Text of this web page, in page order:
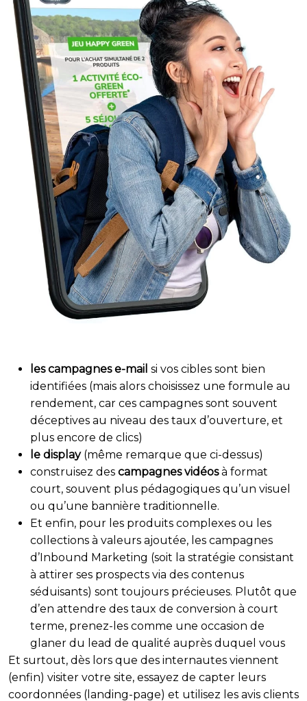
les campagnes e-mail si vos cibles sont bien
identifiées (mais alors choisissez une formule au
rendement, car ces campagnes sont souvent
déceptives au niveau des taux d’ouverture, et
plus encore de clics)
le display (même remarque que ci-dessus)
construisez des campagnes vidéosà format
court, souvent plus pédagogiques qu’un visuel
ou qu’une bannière traditionnelle.
Et enfin, pour les produits complexes ou les
collections à valeurs ajoutée, les campagnes
d’Inbound Marketing (soit la stratégie consistant
à attirer ses prospects via des contenus
séduisants) sont toujours précieuses. Plutôt que
d’en attendre des taux de conversion à court
terme, prenez-les comme une occasion de
glaner du lead de qualité auprès duquel vous
Et surtout, dès lors que des internautes viennent
(enfin) visiter votre site, essayez de capter leurs
coordonnées (landing-page) et utilisez les avis clients